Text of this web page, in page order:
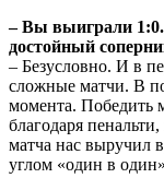
– Вы выиграли 1:0.
достойный
– Безусловно. И в
сложные матчи. В
момента. Победить
благодаря
матча нас выручил
углом «один в